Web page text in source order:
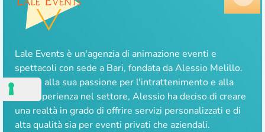
Lale Events è un'agenzia di animazione eventi e
spettacoli con sede a Bari, fondata da Alessio Melillo.
Grazie alla sua passione per l'intrattenimento e alla
sua esperienza nel settore, Alessio ha deciso di creare
una realtà in grado di offrire servizi personalizzati e di
alta qualità sia per eventi privati che aziendali.